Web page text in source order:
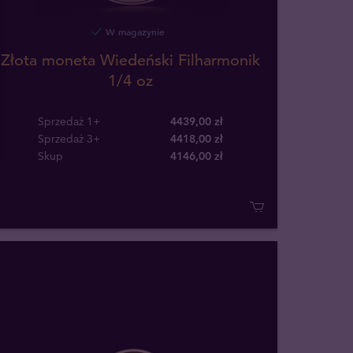
W magazynie
Złota moneta Wiedeński Filharmonik
1/4 oz
Sprzedaż 1+
4439,00 zł
Sprzedaż 3+
4418,00 zł
Skup
4146,00 zł